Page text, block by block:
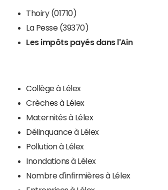
Thoiry (01710)
La Pesse (39370)
Les impôts payés dans l'Ain
Collège à Lélex
Crèches à Lélex
Maternités à Lélex
Délinquance à Lélex
Pollution à Lélex
Inondations à Lélex
Nombre d'infirmières à Lélex